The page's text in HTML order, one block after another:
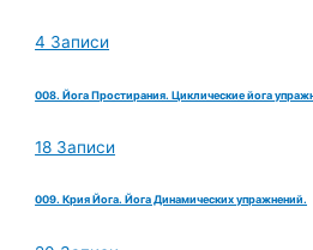
4 Записи
008. Йога Простирания. Циклические йога
18 Записи
009. Крия Йога. Йога Динамических упражнений.